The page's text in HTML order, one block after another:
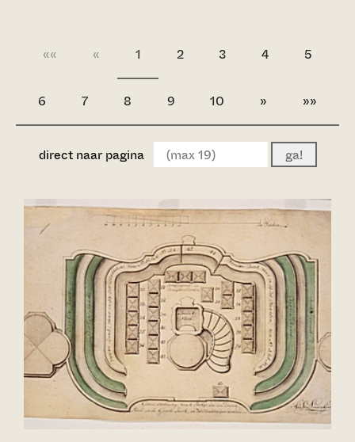
«« « 1 2 3 4 5
6 7 8 9 10 » »»
direct naar pagina ga!